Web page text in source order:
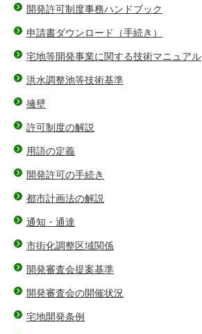
開発許可制度事務ハンドブック
申請書ダウンロード（手続き）
宅地等開発事業に関する技術マニュアル
洪水調整池等技術基準
擁壁
許可制度の解説
用語の定義
開発許可の手続き
都市計画法の解説
通知・通達
市街化調整区域関係
開発審査会提案基準
開発審査会の開催状況
宅地開発条例